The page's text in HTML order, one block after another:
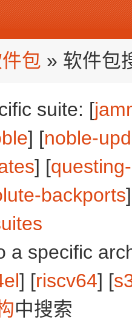
包 » 软件包
suite: [
] [noble-
] [
backports
a specific
] [riscv64] [
中搜索